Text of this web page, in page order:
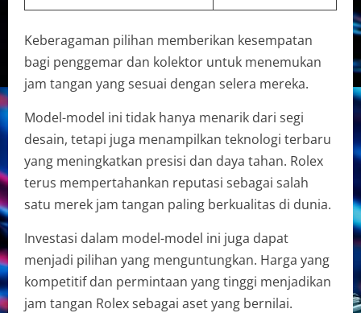
Keberagaman pilihan memberikan kesempatan
bagi penggemar dan kolektor untuk menemukan
jam tangan yang sesuai dengan selera mereka.
Model-model ini tidak hanya menarik dari segi
desain, tetapi juga menampilkan teknologi terbaru
yang meningkatkan presisi dan daya tahan. Rolex
terus mempertahankan reputasi sebagai salah
satu merek jam tangan paling berkualitas di dunia.
Investasi dalam model-model ini juga dapat
menjadi pilihan yang menguntungkan. Harga yang
kompetitif dan permintaan yang tinggi menjadikan
jam tangan Rolex sebagai aset yang bernilai.